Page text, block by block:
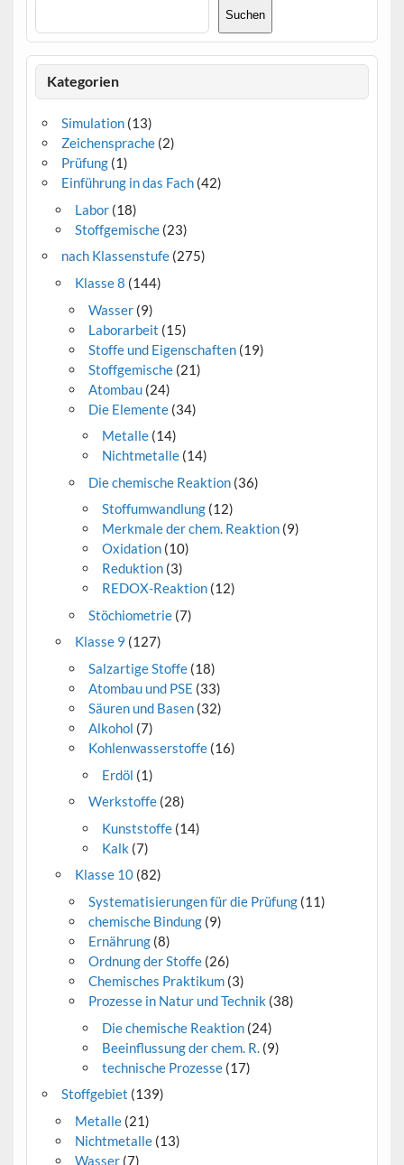
Suchen
Kategorien
Simulation(13)
Zeichensprache(2)
Prüfung(1)
Einführung in das Fach(42)
Labor(18)
Stoffgemische(23)
nach Klassenstufe(275)
Klasse 8 (144)
Wasser (9)
Laborarbeit (15)
Stoffe und Eigenschaften (19)
Stoffgemische (21)
Atombau (24)
Die Elemente (34)
Metalle (14)
Nichtmetalle (14)
Die chemische Reaktion (36)
Stoffumwandlung (12)
Merkmale der chem. Reaktion (9)
Oxidation (10)
Reduktion (3)
REDOX-Reaktion (12)
Stöchiometrie (7)
Klasse 9 (127)
Salzartige Stoffe (18)
Atombau und PSE (33)
Säuren und Basen (32)
Alkohol (7)
Kohlenwasserstoffe (16)
Erdöl (1)
Werkstoffe (28)
Kunststoffe (14)
Kalk (7)
Klasse 10(82)
Systematisierungen für die Prüfung (11)
chemische Bindung (9)
Ernährung (8)
Ordnung der Stoffe (26)
Chemisches Praktikum (3)
Prozesse in Natur und Technik (38)
Die chemische Reaktion (24)
Beeinflussung der chem. R. (9)
technische Prozesse (17)
Stoffgebiet (139)
Metalle(21)
Nichtmetalle(13)
Wasser(7)